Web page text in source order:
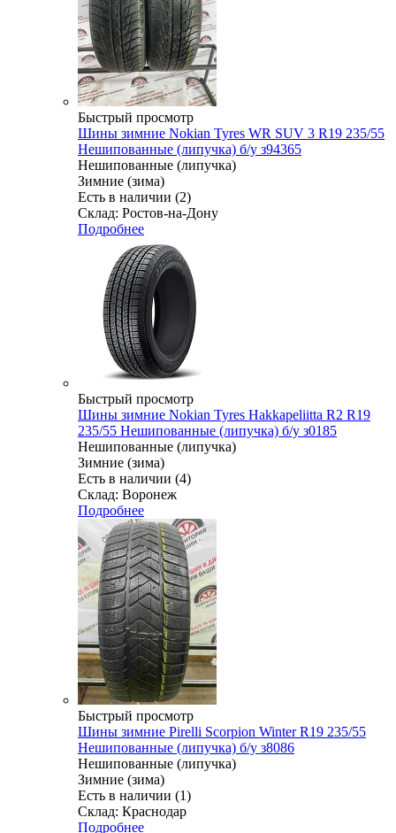
Быстрый просмотр
Шины зимние Nokian Tyres WR SUV 3 R19 235/55
Нешипованные (липучка) б/у з94365
Нешипованные (липучка)
Зимние (зима)
Есть в наличии (2)
Склад: Ростов-на-Дону
Подробнее
Быстрый просмотр
Шины зимние Nokian Tyres Hakkapeliitta R2 R19
235/55 Нешипованные (липучка) б/у з0185
Нешипованные (липучка)
Зимние (зима)
Есть в наличии (4)
Склад: Воронеж
Подробнее
Быстрый просмотр
Шины зимние Pirelli Scorpion Winter R19 235/55
Нешипованные (липучка) б/у з8086
Нешипованные (липучка)
Зимние (зима)
Есть в наличии (1)
Склад: Краснодар
Подробнее